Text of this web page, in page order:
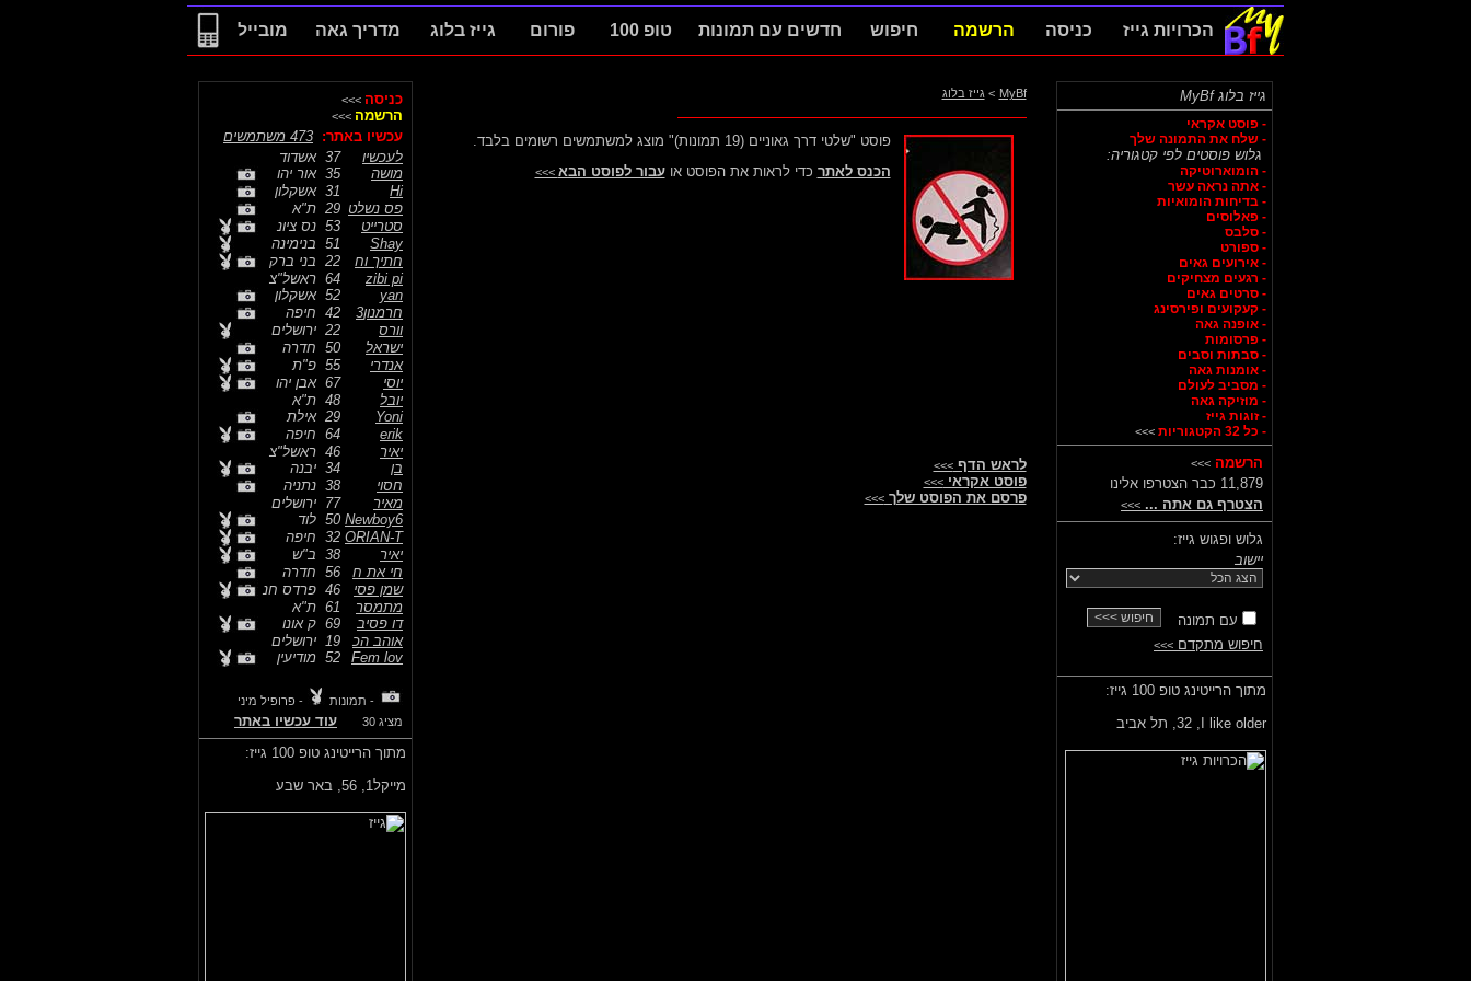
הכרויות גייז כניסה הרשמה חיפוש חדשים עם תמונות טופ 100 פורום גייז בלוג מדריך גאה מובייל
גייז בלוג MyBf
- פוסט אקראי
- שלח את התמונה שלך
גלוש פוסטים לפי קטגוריה:
- הומוארוטיקה
- אתה נראה עשר
- בדיחות הומואיות
- פאלוסים
- סלבס
- ספורט
- אירועים גאים
- רגעים מצחיקים
- סרטים גאים
- קעקועים ופירסינג
- אופנה גאה
- פרסומות
- סבתות וסבים
- אומנות גאה
- מסביב לעולם
- מוזיקה גאה
- זוגות גייז
- כל 32 הקטגוריות
>>>
הרשמה >>>
11,879 כבר הצטרפו אלינו
הצטרף גם אתה ... >>>
גלוש ופגוש גייז:
יישוב
עם תמונה
חיפוש מתקדם >>>
מתוך הרייטינג טופ 100 גייז:
I like older,
32, תל אביב
MyBf
> גייז בלוג
פוסט "שלטי דרך גאוניים (19 תמונות)" מוצג למשתמשים רשומים בלבד.
הכנס לאתר כדי לראות את הפוסט אועבור לפוסט הבא >>>
לראש הדף>>>
פוסט אקראי>>>
פרסם את הפוסט שלך>>>
כניסה >>>
הרשמה >>>
עכשיו באתר: 473 משתמשים
לעכשיו
37
אשדוד
מושה
35
אור יהו
Hi
אשקלון
פס נשלט
ת"א
סטרייט
נס ציונ
Shay
בנימינה
חתיך וח
בני ברק
zibi pi
ראשל"צ
yan
אשקלון
חרמנון3
חיפה
וורס
ירושלים
ישראל
חדרה
אנדרי
55
פ"ת
יוסי
67
אבן יהו
יובל
ת"א
Yoni
אילת
erik
חיפה
יאיר
ראשל"צ
בן
יבנה
חסוי
נתניה
מאיר
77
ירושלים
Newboy6
לוד
ORIAN-T
חיפה
יאיר
ב"ש
חי את ח
חדרה
שמן פסי
פרדס חנ
מתמסר
ת"א
דו פסיב
ק אונו
אוהב הכ
ירושלים
Fem lov
מודיעין
- תמונות
- פרופיל מיני
מציג 30
עוד עכשיו באתר
מתוך הרייטינג טופ 100 גייז:
מייקל1,
56, באר שבע